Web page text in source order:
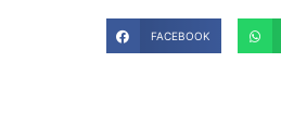
FACEBOOK